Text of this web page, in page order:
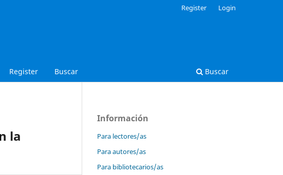
Register Buscar Buscar
Register Login
la
Información
Para lectores/as
Para autores/as
Para bibliotecarios/as